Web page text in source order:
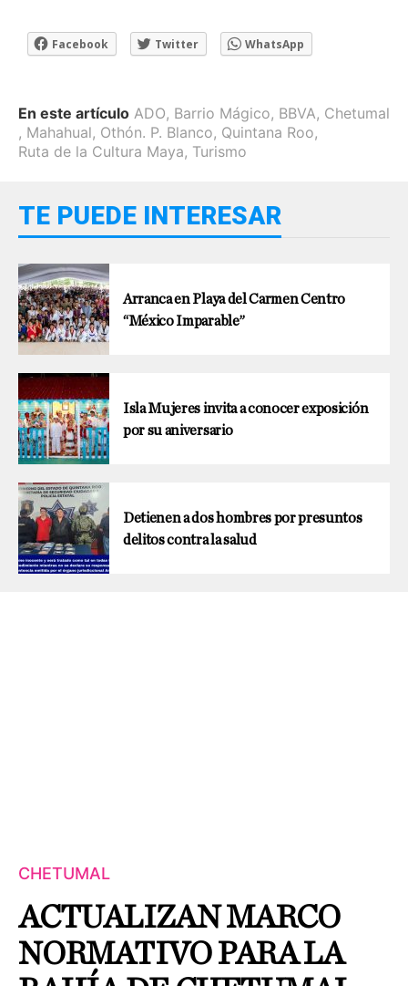
Facebook Twitter WhatsApp
En este artículo ADO, Barrio Mágico, BBVA, Chetumal
, Mahahual, Othón. P. Blanco, Quintana Roo,
Ruta de la Cultura Maya, Turismo
TE PUEDE INTERESAR
Arranca en Playa del Carmen Centro
“México Imparable”
Isla Mujeres invita a conocer exposición
por su aniversario
Detienen a dos hombres por presuntos
delitos contra la salud
CHETUMAL
ACTUALIZAN MARCO
NORMATIVO PARA LA